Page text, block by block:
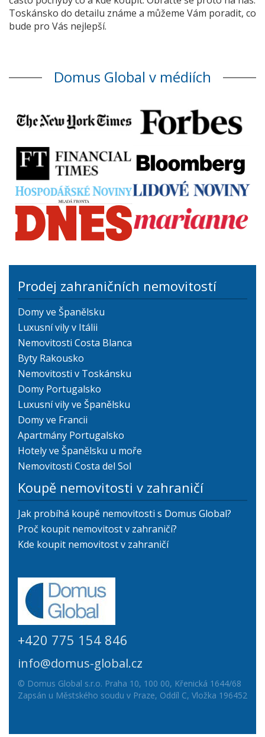
Toskánsko do detailu známe a můžeme Vám poradit, co
bude pro Vás nejlepší.
Domus Global v médiích
Prodej zahraničních nemovitostí
Domy ve Španělsku
Luxusní vily v Itálii
Nemovitosti Costa Blanca
Byty Rakousko
Nemovitosti v Toskánsku
Domy Portugalsko
Luxusní vily ve Španělsku
Domy ve Francii
Apartmány Portugalsko
Hotely ve Španělsku u moře
Nemovitosti Costa del Sol
Koupě nemovitosti v zahraničí
Jak probíhá koupě nemovitosti s Domus Global?
Proč koupit nemovitost v zahraničí?
Kde koupit nemovitost v zahraničí
+420 775 154 846
info@domus-global.cz
© Domus Global s.r.o. Praha 10, 100 00, Křenická 1644/68
Zapsán u Městského soudu v Praze, Oddíl C, Vložka 196452